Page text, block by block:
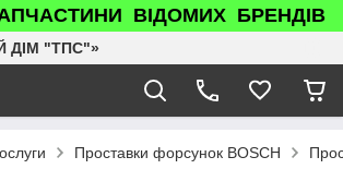
ВІДОМИХ БРЕНДІВ
ДІМ "ТПС"»
Проставки форсунок BOSCH